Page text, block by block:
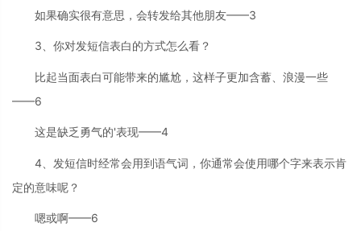
如果确实很有意思，会转发给其他朋友——3
3、你对发短信表白的方式怎么看？
比起当面表白可能带来的尴尬，这样子更加含蓄、浪漫一些
——6
这是缺乏勇气的'表现——4
4、发短信时经常会用到语气词，你通常会使用哪个字来表示肯
定的意味呢？
嗯或啊——6